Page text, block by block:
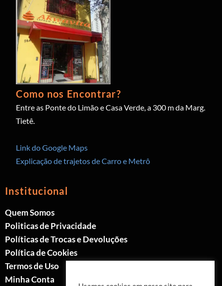
Como nos Encontrar?
Entre as Ponte do Limão e Casa Verde, a 300 m da Marg.
Tietê.
Link do Google Maps
Explicação de trajetos de Carro e Metrô
Institucional
Quem Somos
Politicas de Privacidade
Políticas de Trocas e Devoluções
Política de Cookies
Termos de Uso
Minha Conta